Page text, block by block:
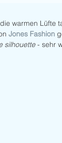
warmen Lüfte
Jones Fashion
silhouette - sehr